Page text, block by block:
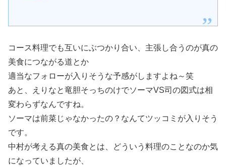
コース料理でも互いにぶつかり合い、主張し合うのが真の
美食につながる道とか
適当なフォローが入りそうな予感がしますよね～笑
あと、えりなと竜胆そっちのけでソーマVS司の図式は相
変わらずなんですね。
ソーマは前菜じゃなかったの？なんてツッコミが入りそう
です。
中村が考える真の美食とは、どういう料理のことなのか気
になっていましたが、